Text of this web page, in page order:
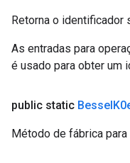
Retorna o identificador
As entradas para
é usado para obter um
public static Bessel
Método de fábrica